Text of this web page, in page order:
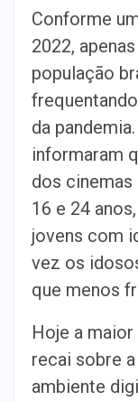
Conforme
2022,
população
da
informaram
dos cinemas
16 e 24
jovens com
vez os
que menos
Hoje a
recai sobre
ambiente